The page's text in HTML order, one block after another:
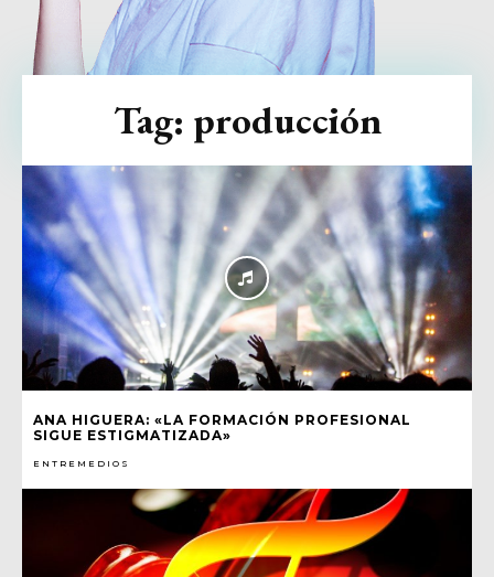
ANA HIGUERA: «LA FORMACIÓN PROFESIONAL
SIGUE ESTIGMATIZADA»
ENTREMEDIOS
Tag: producción